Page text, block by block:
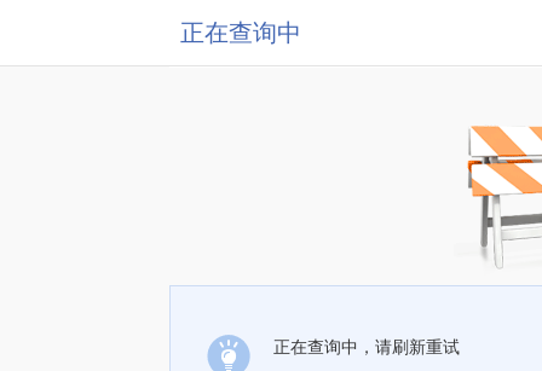
正在查询中
正在查询中，请刷新重试